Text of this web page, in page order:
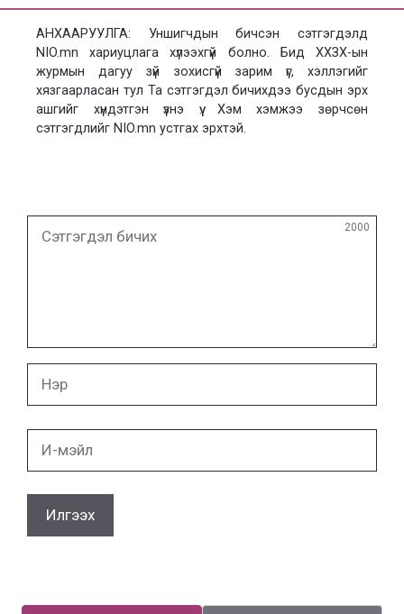
АНХААРУУЛГА: Уншигчдын бичсэн сэтгэгдэлд
NIO.mn хариуцлага хүлээхгүй болно. Бид ХХЗХ-ын
журмын дагуу зүй зохисгүй зарим үг, хэллэгийг
хязгаарласан тул Та сэтгэгдэл бичихдээ бусдын эрх
ашгийг хүндэтгэн үзнэ үү. Хэм хэмжээ зөрчсөн
сэтгэгдлийг NIO.mn устгах эрхтэй.
2000
мэйл